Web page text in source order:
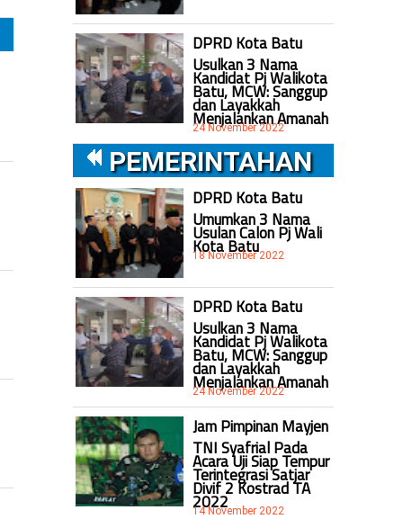
DPRD Kota Batu
Usulkan 3 Nama
Kandidat Pj Walikota
Batu, MCW: Sanggup
dan Layakkah
Menjalankan Amanah
24 November 2022
PEMERINTAHAN
DPRD Kota Batu
Umumkan 3 Nama
Usulan Calon Pj Wali
Kota Batu
18 November 2022
DPRD Kota Batu
Usulkan 3 Nama
Kandidat Pj Walikota
Batu, MCW: Sanggup
dan Layakkah
Menjalankan Amanah
24 November 2022
Jam Pimpinan Mayjen
TNI Syafrial Pada
Acara Uji Siap Tempur
Terintegrasi Satjar
Divif 2 Kostrad TA
2022
14 November 2022